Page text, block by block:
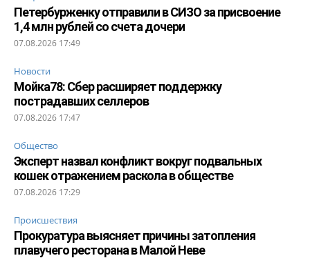
Петербурженку отправили в СИЗО за присвоение
1,4 млн рублей со счета дочери
07.08.2026 17:49
Новости
Мойка78: Сбер расширяет поддержку
пострадавших селлеров
07.08.2026 17:47
Общество
Эксперт назвал конфликт вокруг подвальных
кошек отражением раскола в обществе
07.08.2026 17:29
Происшествия
Прокуратура выясняет причины затопления
плавучего ресторана в Малой Неве